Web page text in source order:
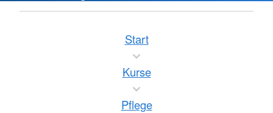
Start
Kurse
Pflege